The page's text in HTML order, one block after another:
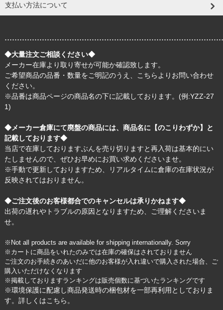
支払い方法について
◆大量注文ご相談ください◆
メーカー在庫より取り寄せが可能か確認致します。
ご希望商品の品番・数量をご明記のうえ、
こちら よりお問い合わせ
ください。
※品番は商品ページの商品名の下に記載しております。(例:YZZ-27
1)
◆メーカー倉庫にて廃盤の商品には、商品名に【のこりわずか】と
記載しております◆
当店で在庫しておりますぶんを売り切りますと再入荷は基本的にい
たしませんので、ぜひお早めにお買い求めくださいませ。
※手動で更新しておりますため、リアルタイムに倉庫の在庫状況が
反映されてはおりません。
◆ご注文後のお客様都合でのキャンセルは承りかねます◆
出荷の遅れやトラブルの原因となりますため、ご理解くださいま
せ。
※Not all products are available for shipping internationally. Sorry
※カートに商品をいれたのみでは在庫の確保はされておりません
ご注文のお手続きのあいだに他のお客様が入れ違いで購入された場合、ご
購入いただけなくなります
※掲載しておりますランキングは販売個数に基づいたランキングです
※環境保護に配慮し商品発送時の梱包材を一部再利用としておりま
す。詳しくはこちら 。